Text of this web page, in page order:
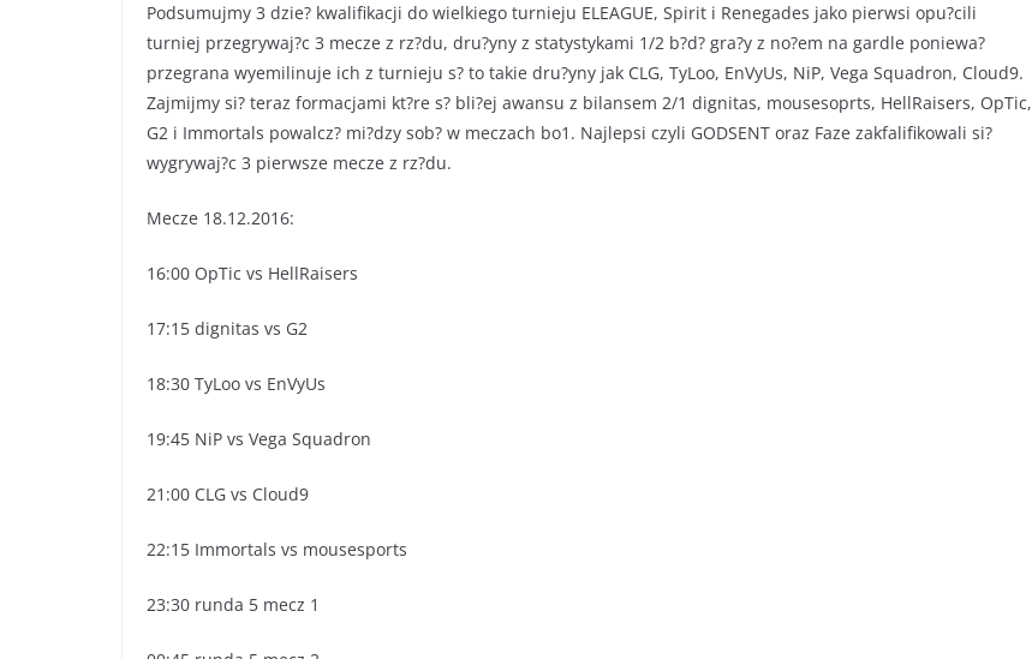
Podsumujmy 3 dzie? kwalifikacji do wielkiego turnieju ELEAGUE, Spirit i Renegades jako pierwsi opu?cili
turniej przegrywaj?c 3 mecze z rz?du, dru?yny z statystykami 1/2 b?d? gra?y z no?em na gardle poniewa?
przegrana wyemilinuje ich z turnieju s? to takie dru?yny jak CLG, TyLoo, EnVyUs, NiP, Vega Squadron, Cloud9.
Zajmijmy si? teraz formacjami kt?re s? bli?ej awansu z bilansem 2/1 dignitas, mousesoprts, HellRaisers, OpTic,
G2 i Immortals powalcz? mi?dzy sob? w meczach bo1. Najlepsi czyli GODSENT oraz Faze zakfalifikowali si?
wygrywaj?c 3 pierwsze mecze z rz?du.
Mecze 18.12.2016:
16:00 OpTic vs HellRaisers
17:15 dignitas vs G2
18:30 TyLoo vs EnVyUs
19:45 NiP vs Vega Squadron
21:00 CLG vs Cloud9
22:15 Immortals vs mousesports
23:30 runda 5 mecz 1